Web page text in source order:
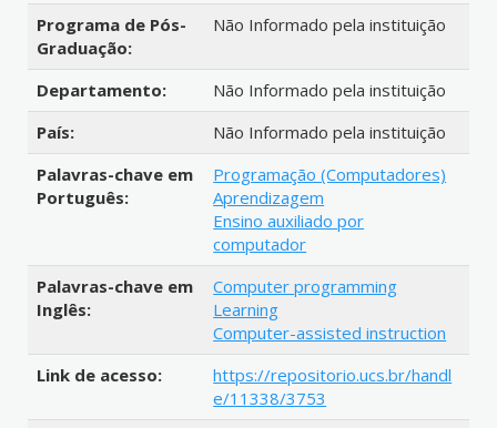
Programa de Pós-
Graduação:
Não Informado pela instituição
Departamento:
Não Informado pela instituição
País:
Não Informado pela instituição
Palavras-chave em
Português:
Programação (Computadores)
Aprendizagem
Ensino auxiliado por
computador
Palavras-chave em
Inglês:
Computer programming
Learning
Computer-assisted instruction
Link de acesso:
https://repositorio.ucs.br/handl
e/11338/3753